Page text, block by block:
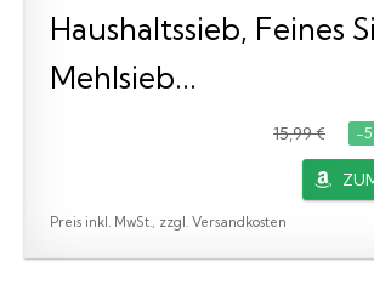
Haushaltssieb, Feines
Mehlsieb...
15,99 €
Preis inkl. MwSt., zzgl. Versandkosten